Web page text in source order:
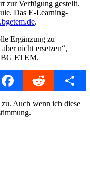
zur Verfügung gestellt.
Das E-Learning-
.
Ergänzung zu
nicht ersetzen“,
BG ETEM.
FacebookReddit Share
Auch wenn ich diese